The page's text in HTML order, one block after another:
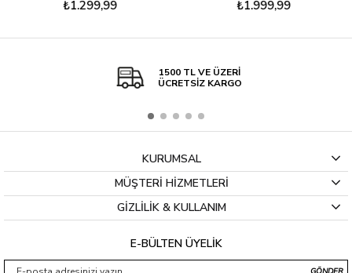
₺1.299,99 ₺1.999,99
1500 TL VE ÜZERİ
ÜCRETSİZ KARGO
KURUMSAL
MÜŞTERİ HİZMETLERİ
GİZLİLİK & KULLANIM
E-BÜLTEN ÜYELİK